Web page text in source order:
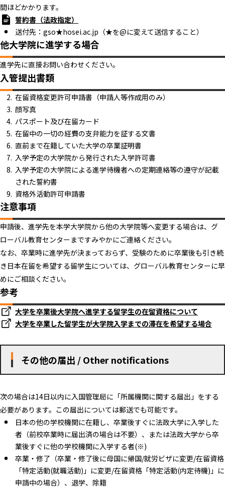
間ほどかかります。
誓約書（法政指定）
送付先：gso★hosei.ac.jp（★を@に変えて送信すること）
他大学院に進学する場合
進学先に直接お問い合わせください。
入管提出書類
在留資格変更許可申請書（申請人等作成用のみ）
顔写真
パスポート及び在留カード
在留中の一切の経費の支弁能力を証する文書
直前まで在籍していた大学の卒業証明書
入学予定の大学院から発行された入学許可書
入学予定の大学院による進学待機者への定期連絡等の遵守が記載
された誓約書
資格外活動許可申請書
注意事項
申請後、進学先を本学大学院から他の大学院等へ変更する場合は、グ
ローバル教育センターまですみやかにご連絡ください。
なお、卒業時に進学先が決まっておらず、受験のために卒業後も引き続
き日本在留を希望する留学生については、グローバル教育センターに早
めにご相談ください。
参考
大学を卒業後大学院へ進学する留学生の在留資格について
大学を卒業した留学生が大学院入学までの滞在を希望する場合
その他の届出 / Other notifications
次の場合は14日以内に入国管理局に「所属機関に関する届出」をする
必要があります。この届出については郵送でも可能です。
日本の他の学校機関に在籍し、卒業後すぐに法政大学に入学した
者（前校卒業時に届出済の場合は不要）、または法政大学から卒
業後すぐに他の学校機関に入学する者(※)
卒業・修了（卒業・修了後に母国に帰国/就労ビザに変更/在留資格
「特定活動(就職活動)」に変更/在留資格「特定活動(内定待機)」に
申請中の場合）、退学、除籍